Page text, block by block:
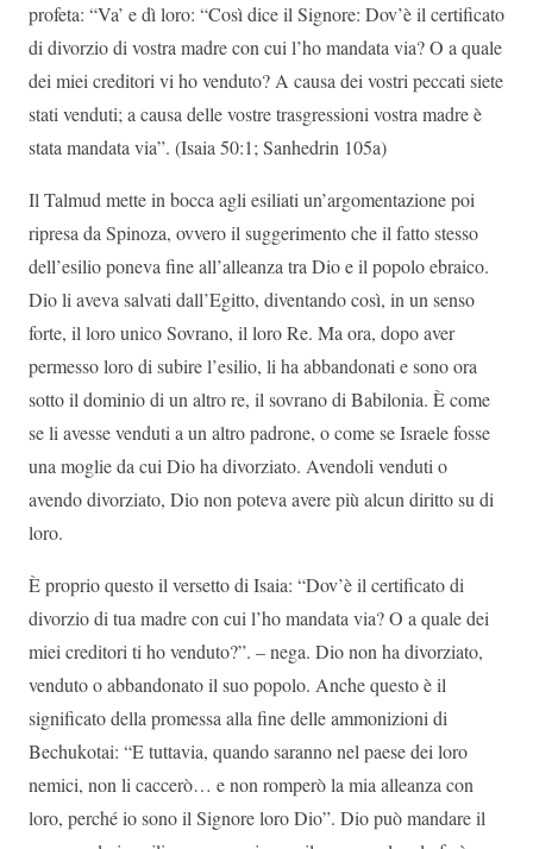
profeta: “Va’ e dì loro: “Così dice il Signore: Dov’è il certificato
di divorzio di vostra madre con cui l’ho mandata via? O a quale
dei miei creditori vi ho venduto? A causa dei vostri peccati siete
stati venduti; a causa delle vostre trasgressioni vostra madre è
stata mandata via”. (Isaia 50:1; Sanhedrin 105a)
Il Talmud mette in bocca agli esiliati un’argomentazione poi
ripresa da Spinoza, ovvero il suggerimento che il fatto stesso
dell’esilio poneva fine all’alleanza tra Dio e il popolo ebraico.
Dio li aveva salvati dall’Egitto, diventando così, in un senso
forte, il loro unico Sovrano, il loro Re. Ma ora, dopo aver
permesso loro di subire l’esilio, li ha abbandonati e sono ora
sotto il dominio di un altro re, il sovrano di Babilonia. È come
se li avesse venduti a un altro padrone, o come se Israele fosse
una moglie da cui Dio ha divorziato. Avendoli venduti o
avendo divorziato, Dio non poteva avere più alcun diritto su di
loro.
È proprio questo il versetto di Isaia: “Dov’è il certificato di
divorzio di tua madre con cui l’ho mandata via? O a quale dei
miei creditori ti ho venduto?”. – nega. Dio non ha divorziato,
venduto o abbandonato il suo popolo. Anche questo è il
significato della promessa alla fine delle ammonizioni di
Bechukotai: “E tuttavia, quando saranno nel paese dei loro
nemici, non li caccerò… e non romperò la mia alleanza con
loro, perché io sono il Signore loro Dio”. Dio può mandare il